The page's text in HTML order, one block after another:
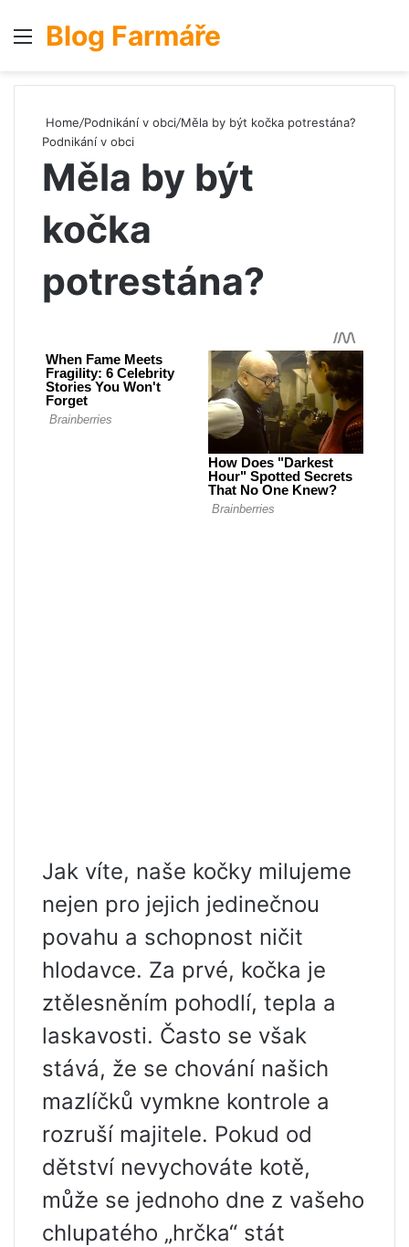
Menu
Blog Farmáře
Home/Podnikání v obci/Měla by být kočka potrestána?
Podnikání v obci
Měla by být
kočka
potrestána?
Jak víte, naše kočky milujeme
nejen pro jejich jedinečnou
povahu a schopnost ničit
hlodavce. Za prvé, kočka je
ztělesněním pohodlí, tepla a
laskavosti. Často se však
stává, že se chování našich
mazlíčků vymkne kontrole a
rozruší majitele. Pokud od
dětství nevychováte kotě,
může se jednoho dne z vašeho
chlupatého „hrčka“ stát